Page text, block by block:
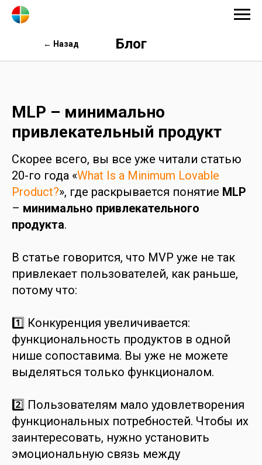
Блог
← Назад
MLP – минимально
привлекательный продукт
Скорее всего, вы все уже читали статью
20-го года «What Is a Minimum Lovable
Product?», где раскрывается понятие MLP
– минимально привлекательного
продукта.
В статье говорится, что MVP уже не так
привлекает пользователей, как раньше,
потому что:
1️⃣ Конкуренция увеличивается:
функциональность продуктов в одной
нише сопоставима. Вы уже не можете
выделяться только функционалом.
2️⃣ Пользователям мало удовлетворения
функциональных потребностей. Чтобы их
заинтересовать, нужно установить
эмоциональную связь между